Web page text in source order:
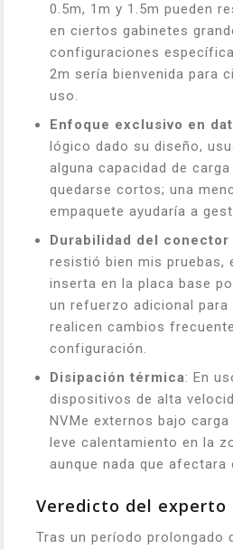
0.5m, 1m y 1.5m pueden
en ciertos gabinetes
configuraciones
2m sería bienvenida para
uso.
Enfoque exclusivo en
lógico dado su diseño,
alguna capacidad de
quedarse cortos; una
empaquete ayudaría a
Durabilidad del conector
resistió bien mis pruebas,
inserta en la placa base
un refuerzo adicional para
realicen cambios
configuración.
Disipación térmica: En
dispositivos de alta
NVMe externos bajo
leve calentamiento en la
aunque nada que afectara
Veredicto del experto
Tras un período prolongado